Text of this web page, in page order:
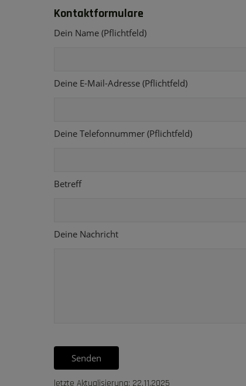
Kontaktformulare
Dein Name (Pflichtfeld)
Deine E-Mail-Adresse (Pflichtfeld)
Deine Telefonnummer (Pflichtfeld)
Betreff
Deine Nachricht
letzte Aktualisierung: 22.11.2025